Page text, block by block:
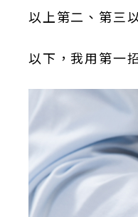
以上第二、第三
以下，我用第一